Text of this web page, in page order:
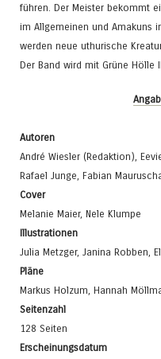
führen. Der Meister bekommt
im Allgemeinen und Amakuns
werden neue uthurische
Der Band wird mit Grüne Hölle
Autoren
André Wiesler (Redaktion),
Rafael Junge, Fabian
Cover
Melanie Maier, Nele Klumpe
Illustrationen
Julia Metzger, Janina Robben,
Pläne
Markus Holzum, Hannah
Seitenzahl
128 Seiten
Erscheinungsdatum